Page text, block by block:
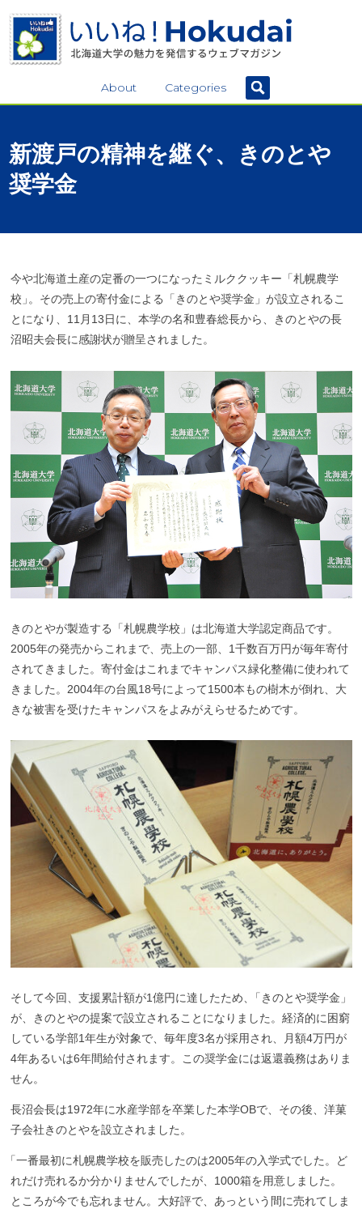
About Categories
新渡戸の精神を継ぐ、
きのとや
奨学金
今や北海道土産の定番の一つになったミルククッキー「札幌農学
校 」。その売上の寄付金による「きのとや奨学金」が設立されるこ
とになり、11月13日に、本学の名和豊春総長から、きのとやの長
沼昭夫会長に感謝状が贈呈されました。
きのとやが製造する「札幌農学校」は北海道大学認定商品です。
2005年の発売からこれまで、売上の一部、1千数百万円が毎年寄付
されてきました。寄付金はこれまでキャンパス緑化整備に使われて
きました。2004年の台風18号によって1500本もの樹木が倒れ、大
きな被害を受けたキャンパスをよみがえらせるためです。
そして今回、支援累計額が1億円に達したため、
「きのとや奨学金」
が、きのとやの提案で設立されることになりました。経済的に困窮
している学部1年生が対象で、毎年度3名が採用され、月額4万円が
4年あるいは6年間給付されます。この奨学金には返還義務はありま
せん。
長沼会長は1972年に水産学部を卒業した本学OBで、その後、洋菓
子会社きのとやを設立されました。
「一番最初に札幌農学校を販売したのは2005年の入学式でした。ど
れだけ売れるか分かりませんでしたが、1000箱を用意しました。
ところが今でも忘れません。大好評で、あっという間に売れてしま